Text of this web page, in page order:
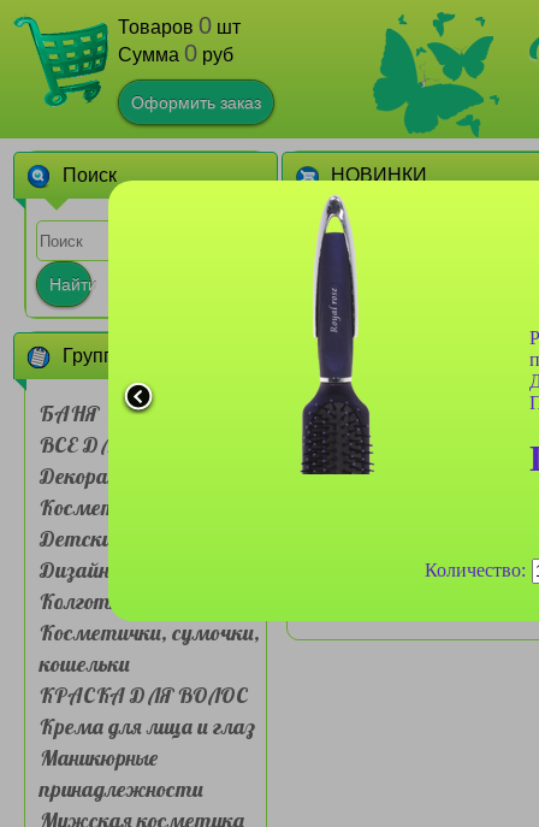
Количество:
Товаров 0 шт
Сумма 0 руб
Оформить заказ
Поиск
Найти
Группы товаров
БАНЯ
ВСЕ ДЛЯ ДОМА
Декоративная
Косметика
Детские товары
Дизайн для ногтей
Колготки, носочки
Косметички, сумочки,
кошельки
КРАСКА ДЛЯ ВОЛОС
Крема для лица и глаз
Маникюрные
принадлежности
Мужская косметика
НОВИНКИ
Сумочка для ланч-бокса
Farres №BDH 001 двух